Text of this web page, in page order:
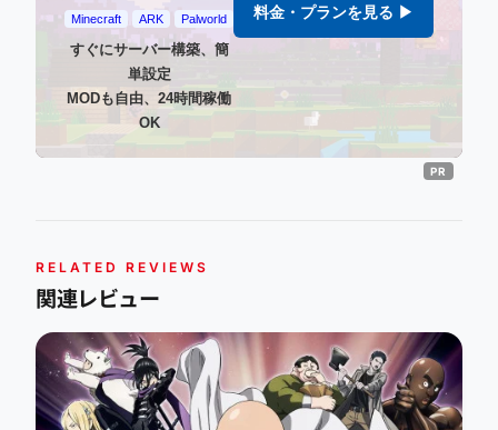
Minecraft ARK Palworld
すぐにサーバー構築、簡
単設定
MODも自由、24時間稼働
OK
料金・プランを見る ▶
RELATED REVIEWS
関連レビュー